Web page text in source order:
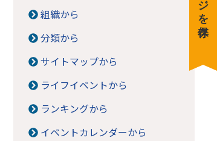
組織から
分類から
サイトマップから
ライフイベントから
ランキングから
イベントカレンダーから